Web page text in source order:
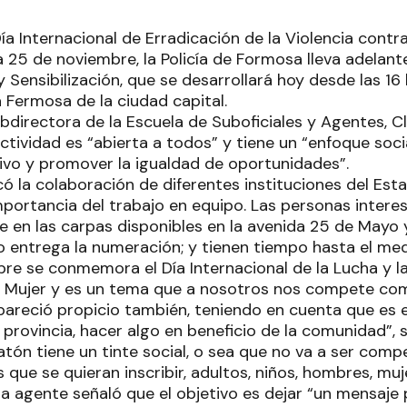
Internacional de Erradicación de la Violencia
de noviembre, la Policía de Formosa lleva
que se desarrollará hoy desde las 16
de la ciudad capital.
de la Escuela de Suboficiales y Agentes,
es “abierta a todos” y tiene un “enfoque
y promover la igualdad de oportunidades”.
la colaboración de diferentes instituciones del
del trabajo en equipo. Las personas
en las carpas disponibles en la avenida 25 de Mayo
entrega la numeración; y tienen tiempo hasta el
se conmemora el Día Internacional de la Lucha y
Mujer y es un tema que a nosotros nos compete
propicio también, teniendo en cuenta que es
hacer algo en beneficio de la comunidad”,
tiene un tinte social, o sea que no va a ser
se quieran inscribir, adultos, niños, hombres,
agente señaló que el objetivo es dejar “un